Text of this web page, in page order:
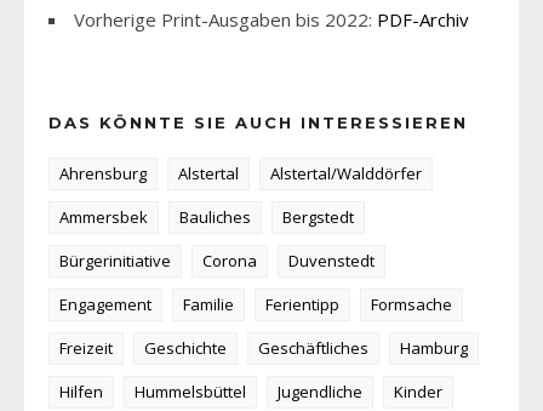
Vorherige Print-Ausgaben bis 2022: PDF-Archiv
DAS KÖNNTE SIE AUCH INTERESSIEREN
Ahrensburg Alstertal
Alstertal/Walddörfer
Ammersbek
Bauliches
Bergstedt
Bürgerinitiative
Corona
Duvenstedt
Engagement
Familie Ferientipp
Formsache
Freizeit
Geschichte Geschäftliches
Hamburg
Hilfen
Hummelsbüttel Jugendliche
Kinder